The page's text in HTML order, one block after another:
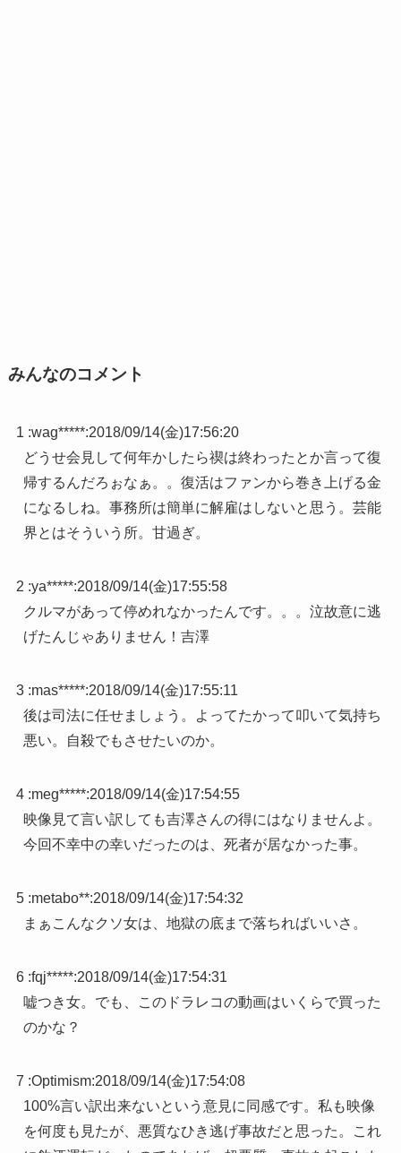
みんなのコメント
1 :wag*****:2018/09/14(金)17:56:20
どうせ会見して何年かしたら禊は終わったとか言って復
帰するんだろぉなぁ。。復活はファンから巻き上げる金
になるしね。事務所は簡単に解雇はしないと思う。芸能
界とはそういう所。甘過ぎ。
2 :ya*****:2018/09/14(金)17:55:58
クルマがあって停めれなかったんです。。。泣故意に逃
げたんじゃありません！吉澤
3 :mas*****:2018/09/14(金)17:55:11
後は司法に任せましょう。よってたかって叩いて気持ち
悪い。自殺でもさせたいのか。
4 :meg*****:2018/09/14(金)17:54:55
映像見て言い訳しても吉澤さんの得にはなりませんよ。
今回不幸中の幸いだったのは、死者が居なかった事。
5 :metabo**:2018/09/14(金)17:54:32
まぁこんなクソ女は、地獄の底まで落ちればいいさ。
6 :fqj*****:2018/09/14(金)17:54:31
嘘つき女。でも、このドラレコの動画はいくらで買った
のかな？
7 :Optimism:2018/09/14(金)17:54:08
100%言い訳出来ないという意見に同感です。私も映像
を何度も見たが、悪質なひき逃げ事故だと思った。これ